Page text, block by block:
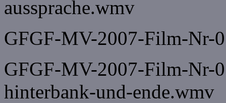
aussprache.wmv
GFGF-MV-2007-Film-Nr-
GFGF-MV-2007-Film-Nr-
hinterbank-und-ende.wmv